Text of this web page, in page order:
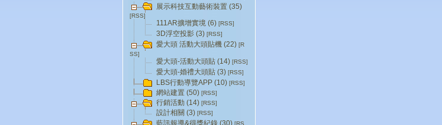
展示科技互動藝術裝置 (35)
[RSS]
111AR擴增實境 (6) [RSS]
3D浮空投影 (3) [RSS]
愛大頭 活動大頭貼機 (22) [R
SS]
愛大頭-活動大頭貼 (14) [RSS]
愛大頭-婚禮大頭貼 (3) [RSS]
LBS行動導覽APP (10) [RSS]
網站建置 (50) [RSS]
行銷活動 (14) [RSS]
設計相關 (3) [RSS]